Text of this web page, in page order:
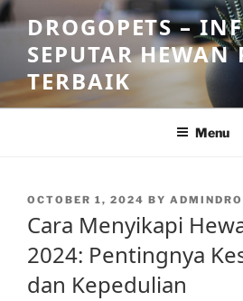
Skip
to
content
DROGOPETS –
SEPUTAR HEWAN
TERBAIK
Menu
POSTED
OCTOBER 1, 2024 BY ADMINDRO
Cara Menyikapi
2024: Pentingnya
dan Kepedulian